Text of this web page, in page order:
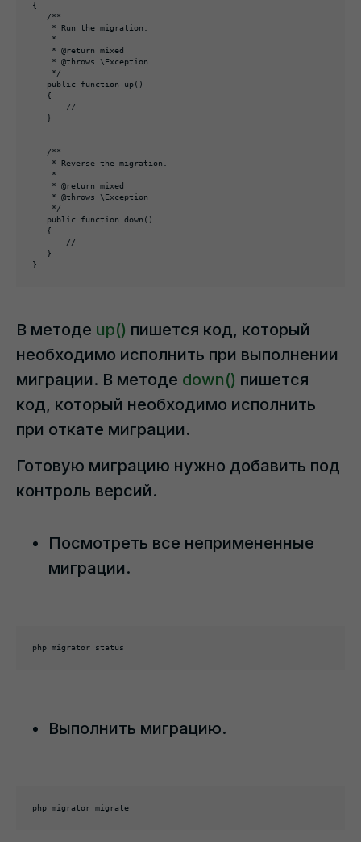
{
   /**
    * Run the migration.
    *
    * @return mixed
    * @throws \Exception
    */
   public function up()
   {
       //
   }
   /**
    * Reverse the migration.
    *
    * @return mixed
    * @throws \Exception
    */
   public function down()
   {
       //
   }
}
В методе up() пишется код, который
необходимо исполнить при выполнении
миграции. В методе down() пишется
код, который необходимо исполнить
при откате миграции.
Готовую миграцию нужно добавить под
контроль версий.
Посмотреть все непримененные
миграции.
php migrator status
Выполнить миграцию.
php migrator migrate